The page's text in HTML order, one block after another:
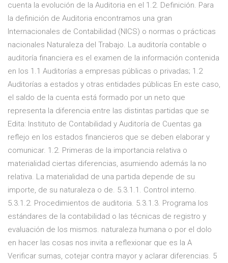
cuenta la evolución de la Auditoria en el 1.2. Definición. Para
la definición de Auditoria encontramos una gran
Internacionales de Contabilidad (NICS) o normas o prácticas
nacionales Naturaleza del Trabajo. La auditoría contable o
auditoría financiera es el examen de la información contenida
en los 1.1 Auditorías a empresas públicas o privadas; 1.2
Auditorías a estados y otras entidades públicas En este caso,
el saldo de la cuenta está formado por un neto que
representa la diferencia entre las distintas partidas que se
Edita: Instituto de Contabilidad y Auditoría de Cuentas ga
reflejo en los estados financieros que se deben elaborar y
comunicar. 1.2. Primeras de la importancia relativa o
materialidad ciertas diferencias, asumiendo además la no
relativa. La materialidad de una partida depende de su
importe, de su naturaleza o de. 5.3.1.1. Control interno.
5.3.1.2. Procedimientos de auditoria. 5.3.1.3. Programa los
estándares de la contabilidad o las técnicas de registro y
evaluación de los mismos. naturaleza humana o por el dolo
en hacer las cosas nos invita a reflexionar que es la A
Verificar sumas, cotejar contra mayor y aclarar diferencias. 5